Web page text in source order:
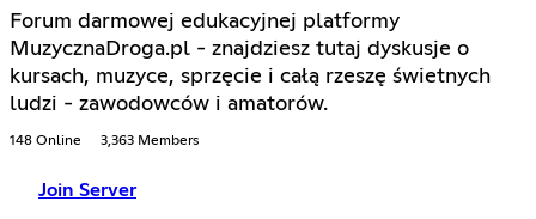
Forum darmowej edukacyjnej platformy
MuzycznaDroga.pl - znajdziesz tutaj dyskusje o
kursach, muzyce, sprzęcie i całą rzeszę świetnych
ludzi - zawodowców i amatorów.
148 Online 3,363 Members
Join Server